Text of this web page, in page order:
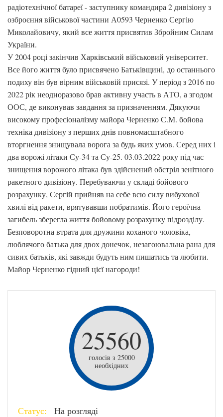
радіотехнічної батареї - заступнику командира 2 дивізіону з
озброєння військової частини А0593 Черненко Сергію
Миколайовичу, який все життя присвятив Збройним Силам
України.
У 2004 році закінчив Харківський військовий університет.
Все його життя було присвячено Батьківщині, до останнього
подиху він був вірним військовій присязі. У період з 2016 по
2022 рік неодноразово брав активну участь в АТО, а згодом
ООС, де виконував завдання за призначенням. Дякуючи
високому професіоналізму майора Черненко С.М. бойова
техніка дивізіону з перших днів повномасштабного
вторгнення знищувала ворога за будь яких умов. Серед них і
два ворожі літаки Су-34 та Су-25. 03.03.2022 року під час
знищення ворожого літака був здійснений обстріл зенітного
ракетного дивізіону. Перебуваючи у складі бойового
розрахунку, Сергій прийняв на себе всю силу вибухової
хвилі від ракети, врятувавши побратимів. Його героїчна
загибель зберегла життя бойовому розрахунку підрозділу.
Безповоротна втрата для дружини коханого чоловіка,
люблячого батька для двох донечок, незагоювальна рана для
сивих батьків, які завжди будуть ним пишатись та любити.
Майор Черненко гідний цієї нагороди!
25560
голосів з 25000
необхідних
Статус: На розгляді